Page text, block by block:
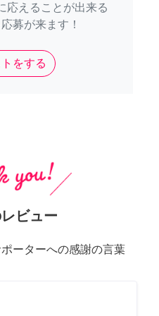
応えることが出来る
募が来ます！
をする
ビュー
ーターへの感謝の言葉